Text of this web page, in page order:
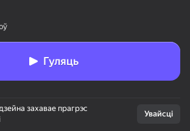
Гуляць
захавае прагрэс
Увайсці